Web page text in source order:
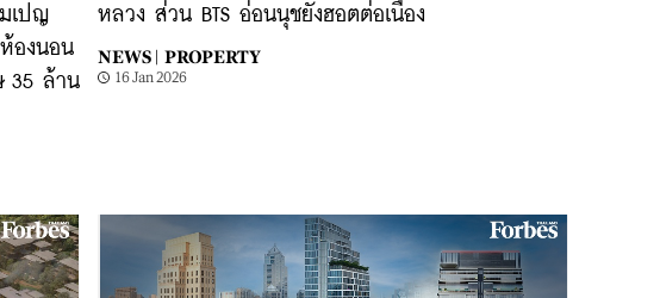
เปญ
ห้องนอน
35 ล้าน
หลวง ส่วน BTS อ่อนนุชยังฮอตต่อเนื่อง
NEWS | PROPERTY
16 Jan 2026